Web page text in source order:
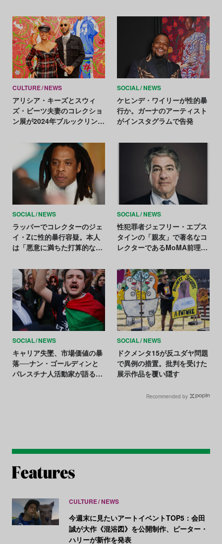
CULTURE NEWS
アリシア・キーズとスウィ
ズ・ビーツ夫妻のコレクショ
ン展が2024年ブルックリン美
る黒人アーティストに焦点
SOCIAL NEWS
ケヒンデ・ワイリーが性的暴
行か。ガーナのアーティスト
がインスタグラムで告発
SOCIAL NEWS
ラッパーでコレクターのジェ
イ・Zに性的暴行容疑。本人
は「悪意に満ちた打算的な試
SOCIAL NEWS
性犯罪者ジェフリー・エプス
タインの「親友」で著名なコ
レクターであるMoMA前理事
SOCIAL NEWS
キャリア失墜、市場価値の暴
落──ナン・ゴールディンと
パレスチナ人活動家が語る言
SOCIAL NEWS
ドクメンタ15が反ユダヤ問題
で異例の措置。批判を受けた
展示作品を覆い隠す
Recommended by
CULTURE NEWS
今週末に見たいアートイベントTOP5：会田
誠が大作《混浴図》を公開制作、ピーター・
ハリーが新作を発表